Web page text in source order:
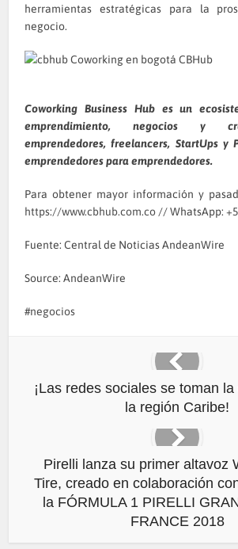
herramientas estratégicas para la
negocio.
Coworking Business Hub es un
emprendimiento, negocios y
emprendedores, freelancers, StartUps y
emprendedores para emprendedores.
Para obtener mayor información y
https://www.cbhub.com.co // WhatsApp:
Fuente: Central de Noticias AndeanWire
Source: AndeanWire
negocios
¡Las redes sociales se toman
la región Caribe!
Pirelli lanza su primer altavoz
Tire, creado en colaboración
la FÓRMULA 1 PIRELLI
FRANCE 2018